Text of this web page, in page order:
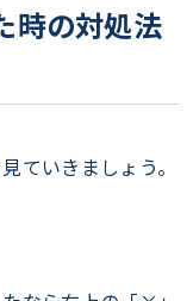
時の対処法
ていきましょう。